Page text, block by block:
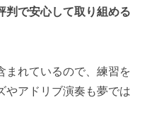
判で安心して取り組める
まれているので、練習を
やアドリブ演奏も夢では